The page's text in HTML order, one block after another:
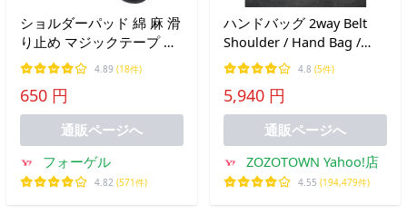
ショルダーパッド 綿 麻 滑
り止め マジックテープ シ
ョルダーベルト 肩あて 通
勤 通学 肩パッド カバン
鞄 バッグ ショルダー クッ
ション シンプル 負担軽減
4.89 (18件)
650 円
通販ページへ
フォーゲル
4.82 (571件)
ハンドバッグ 2way Belt
Shoulder / Hand Bag /
2WAY ベルトショルダー／
ハンドバッグ
4.8 (5件)
5,940 円
通販ページへ
ZOZOTOWN Yahoo!店
4.55 (194,479件)